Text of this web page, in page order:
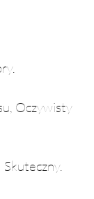
Oczywisty